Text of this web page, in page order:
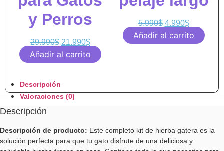
y Perros
29.990$ 21.990$
Añadir al carrito
5.990$ 4.990$
Añadir al carrito
Descripción
Valoraciones (0)
Descripción
Descripción de producto: Este completo kit de hierba gatera es la
solución perfecta para que tu gato disfrute de una deliciosa y